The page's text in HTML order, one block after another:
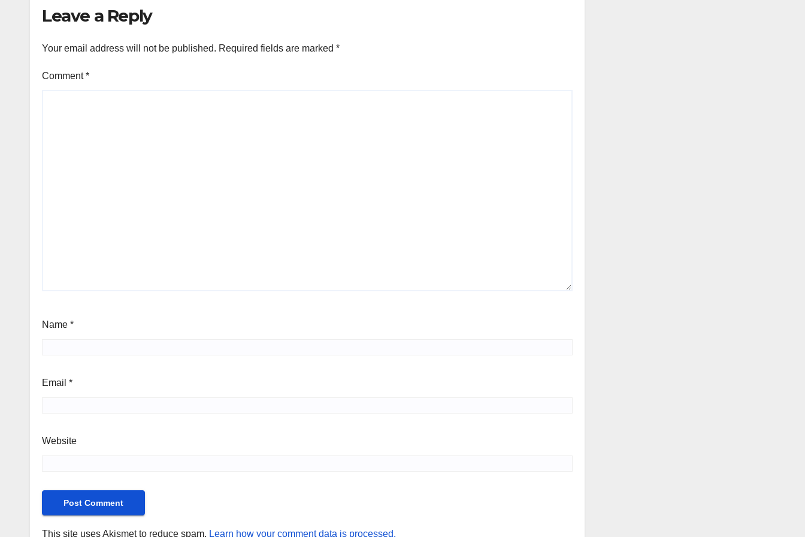
Leave a Reply
Your email address will not be published. Required fields are marked *
Comment*
Name *
Email *
Website
This site uses Akismet to reduce spam. Learn how your comment data is processed.